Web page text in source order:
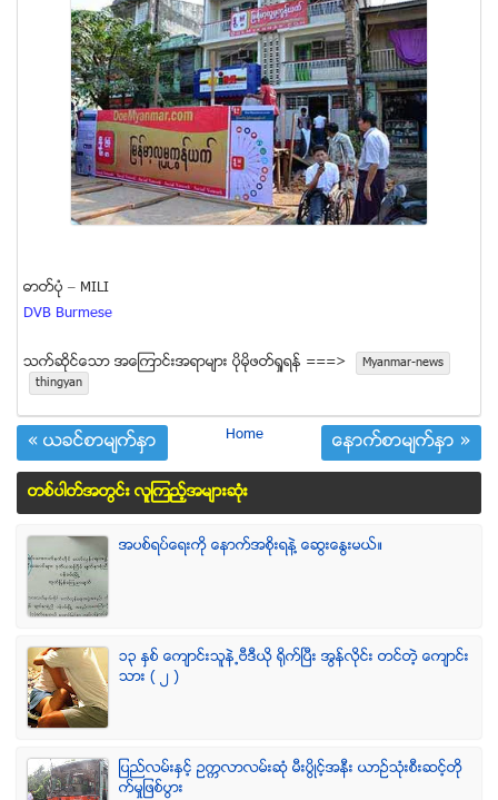
ဓာတ္ပံု – MILI
DVB Burmese
သက္ဆုိင္ေသာ အေၾကာင္းအရာမ်ား ပုိမုိဖတ္ရႈရန္ ===>
Myanmar-news
thingyan
« ယခင္စာမ်က္ႏွာ Home ေနာက္စာမ်က္ႏွာ »
တစ္ပါတ္အတြင္း လူၾကည့္အမ်ားဆံုး
အပစ္ရပ္ေရးကို ေနာက္အစိုးရနဲ႔ ေဆြးေႏြးမယ္။
၁၃ ႏွစ္ ေက်ာင္းသူနဲ႕ဗီဒီယို ရိုက္ျပီး အြန္လိုင္း တင္တဲ့ ေက်ာင္း
သား ( ၂ )
ျပည္လမ္းႏွင့္ ဥကၠလာလမ္းဆုံ မီးပြိဳင့္အနီး ယာဥ္သုံးစီးဆင့္တို
က္မႈျဖစ္ပြား